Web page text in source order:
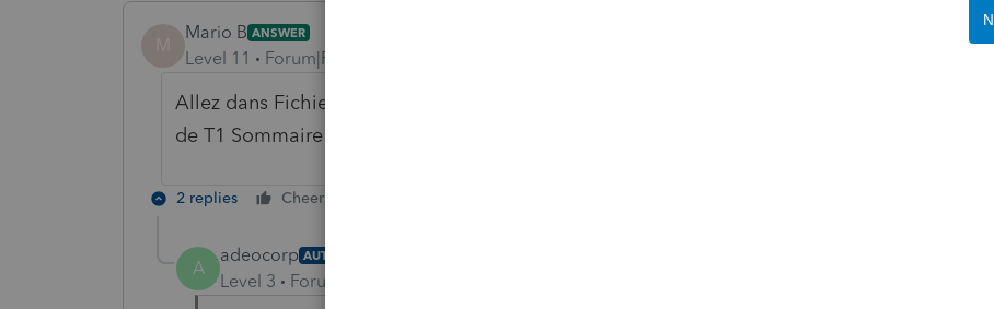
M
Mario B ANSWER
Level 11 Forum|Forum|6 years ago
Allez dans Fichier, configuration de l'impression, et changez les parametres
de T1 Sommaire et TP1 sommaire, voir image ci-jointe
2 replies Cheers
A
adeocorp AUTHOR
Level 3 Forum|Forum|6 years ago